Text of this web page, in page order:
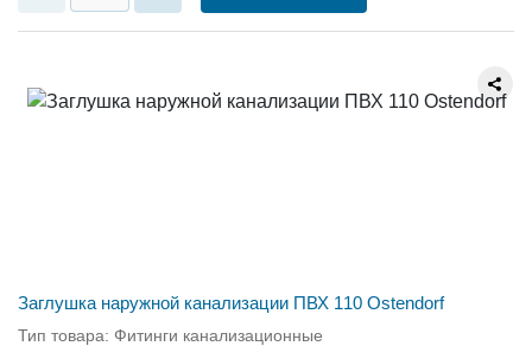
Заглушка наружной канализации ПВХ 110 Ostendorf
Тип товара: Фитинги канализационные